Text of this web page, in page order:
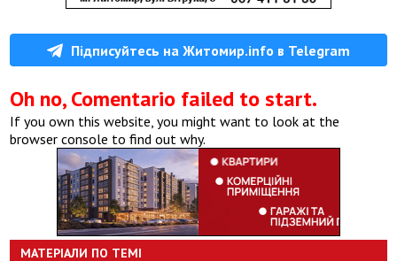
Підписуйтесь на Житомир.info в Telegram
Oh no, Comentario failed to start.
If you own this website, you might want to look at the
browser console to find out why.
МАТЕРІАЛИ ПО ТЕМІ